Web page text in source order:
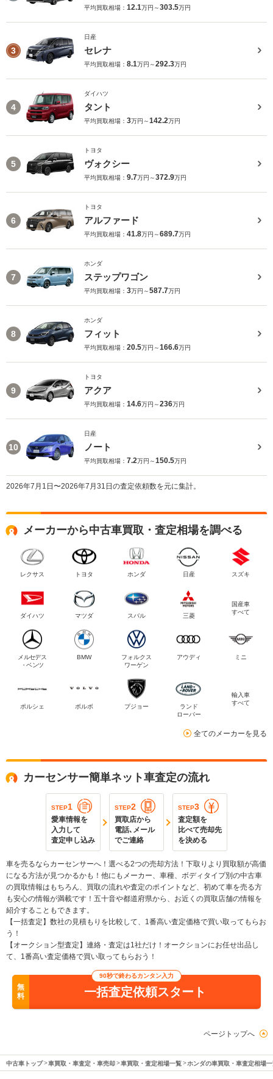
平均買取相場： 12.1万円～303.5万円
3
日産
セレナ
平均買取相場： 8.1万円～292.3万円
4
ダイハツ
タント
平均買取相場： 3万円～142.2万円
5
トヨタ
ヴォクシー
平均買取相場： 9.7万円～372.9万円
6
トヨタ
アルファード
平均買取相場： 41.8万円～689.7万円
7
ホンダ
ステップワゴン
平均買取相場： 3万円～587.7万円
8
ホンダ
フィット
平均買取相場： 20.5万円～166.6万円
9
トヨタ
アクア
平均買取相場： 14.6万円～236万円
10
日産
ノート
平均買取相場： 7.2万円～150.5万円
2026年7月1日〜2026年7月31日の査定依頼数を元に集計。
メーカーから中古車買取・査定相場を調べる
レクサス トヨタ ホンダ 日産 スズキ
ダイハツ マツダ スバル 三菱
国産車
すべて
メルセデス
・ベンツ
BMW
フォルクス
ワーゲン
アウディ ミニ
ポルシェ ボルボ プジョー
ランド
ローバー
輸入車
すべて
全てのメーカーを見る
カーセンサー簡単ネット車査定の流れ
STEP1
愛車情報を
入力して
査定申し込み
STEP2
買取店から
電話､メール
でご連絡
STEP3
査定額を
比べて売却先
を決める
車を売るならカーセンサーへ！選べる2つの売却方法！下取りより買取額が高価
になる方法が見つかるかも！他にもメーカー、車種、ボディタイプ別の中古車
の買取情報はもちろん、買取の流れや査定のポイントなど、初めて車を売る方
も安心の情報が満載です！五十音や都道府県から、お近くの買取店舗の情報を
紹介することもできます。
【一括査定】数社の見積もりを比較して、1番高い査定価格で買い取ってもらお
う！
【オークション型査定】連絡・査定は1社だけ！オークションにお任せ出品し
て、1番高い査定価格で買い取ってもらおう！
無
料
90秒で終わるカンタン入力
一括査定依頼スタート
ページトップへ
中古車トップ 車買取・車査定・車売却 車買取・査定相場一覧 ホンダの車買取・車査定相場